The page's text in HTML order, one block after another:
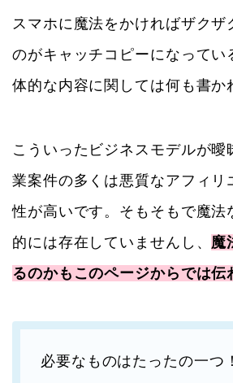
スマホに魔法をかければザクザ
のがキャッチコピーになってい
体的な内容に関しては何も書か
こういったビジネスモデルが曖
業案件の多くは悪質なアフィリ
性が高いです。そもそもで魔法
的には存在していませんし、 魔
るのかもこのページからでは伝
必要なものはたったの一つ！